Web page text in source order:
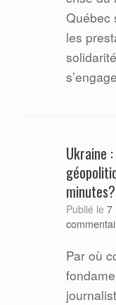
Québec
les
Ukraine
minutes?
Publié le 7
Par où